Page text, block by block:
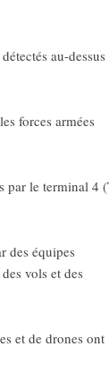
au-dessus
forces armées
par le terminal 4
des équipes
vols et des
et de drones ont